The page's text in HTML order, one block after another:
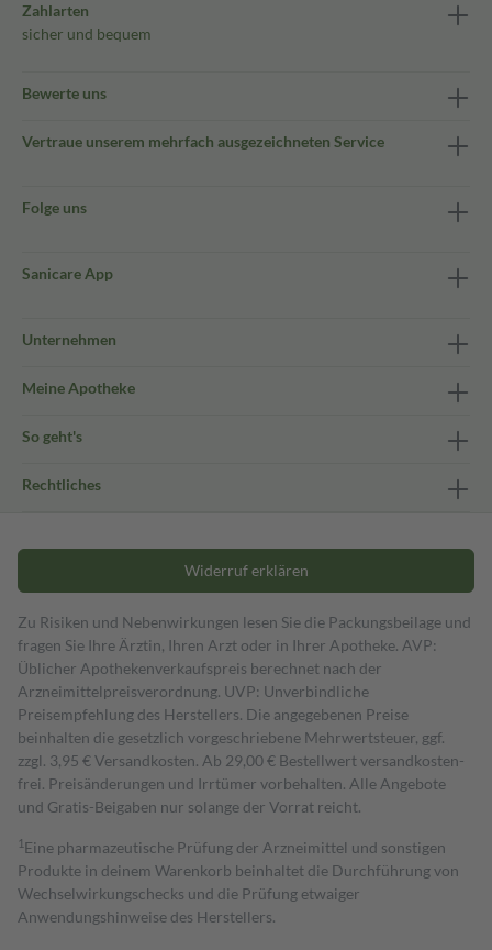
Zahlarten
sicher und bequem
Bewerte uns
Vertraue unserem mehrfach ausgezeichneten Service
Folge uns
Sanicare App
Unternehmen
Meine Apotheke
So geht's
Rechtliches
Widerruf erklären
Zu Risiken und Nebenwirkungen lesen Sie die Packungsbeilage und
fragen Sie Ihre Ärztin, Ihren Arzt oder in Ihrer Apotheke. AVP:
Üblicher Apothekenverkaufspreis berechnet nach der
Arzneimittelpreisverordnung. UVP: Unverbindliche
Preisempfehlung des Herstellers. Die angegebenen Preise
beinhalten die gesetzlich vorgeschriebene Mehrwertsteuer, ggf.
zzgl. 3,95 € Versandkosten. Ab 29,00 € Bestell­wert versand­kosten­
frei. Preisänderungen und Irrtümer vorbehalten. Alle Angebote
und Gratis-Beigaben nur solange der Vorrat reicht.
1 Eine pharmazeutische Prüfung der Arzneimittel und sonstigen
Produkte in deinem Warenkorb beinhaltet die Durchführung von
Wechselwirkungschecks und die Prüfung etwaiger
Anwendungshinweise des Herstellers.